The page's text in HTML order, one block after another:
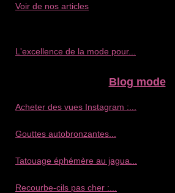
Voir de nos articles
L'excellence de la mode pour...
Blog mode
Acheter des vues Instagram :...
Gouttes autobronzantes...
Tatouage éphémère au jagua...
Recourbe‑cils pas cher :...